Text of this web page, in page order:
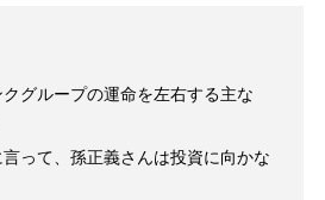
クグループの運命を左右する主な
って、孫正義さんは投資に向かな